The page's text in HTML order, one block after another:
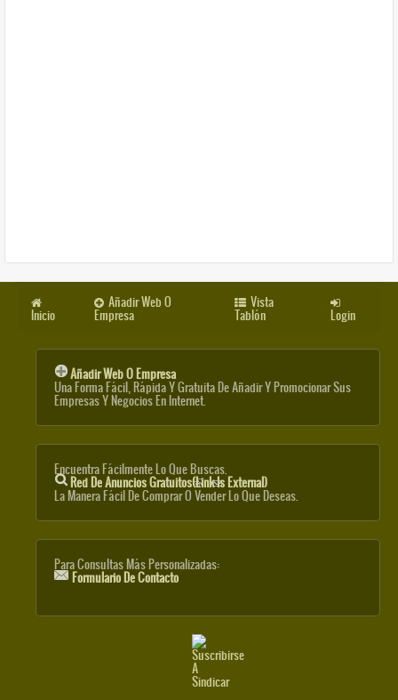
Inicio
Añadir Web O
Empresa
Vista
Tablón Login
Añadir Web O Empresa
Una Forma Fácil, Rápida Y Gratuita De Añadir Y Promocionar Sus
Empresas Y Negocios En Internet.
Encuentra Fácilmente Lo Que Buscas.
Red De Anuncios Gratuitos(link Is External)
La Manera Fácil De Comprar O Vender Lo Que Deseas.
Para Consultas Más Personalizadas:
Formulario De Contacto